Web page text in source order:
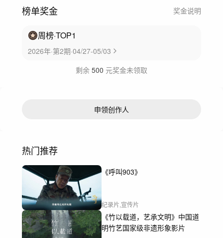
榜单奖金 奖金说明
周榜·TOP1
2026年·第2期·04/27-05/03
剩余 500 元奖金未领取
申领创作人
热门推荐
《呼叫903》
纪录片,宣传片
《竹以载道，艺承文明》中国道
明竹艺国家级非遗形象影片